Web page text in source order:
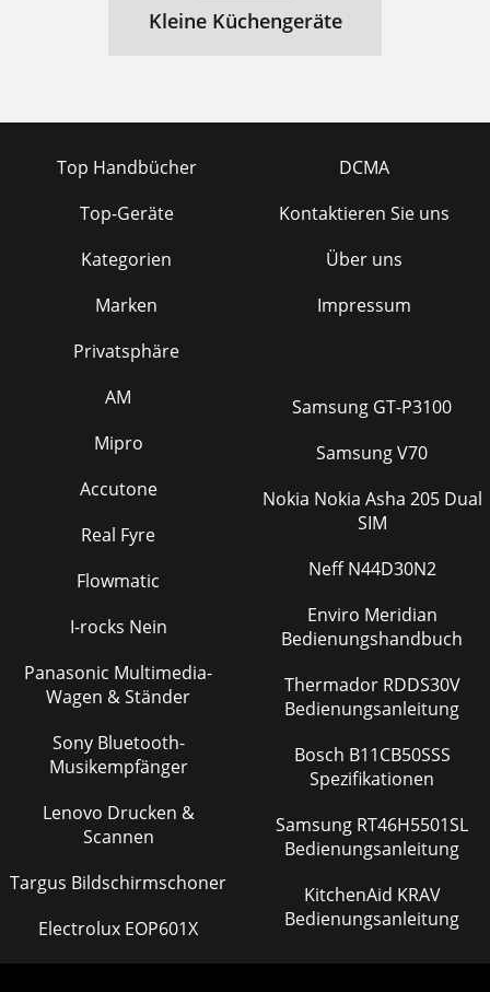
Kleine Küchengeräte
Top Handbücher
Top-Geräte
Kategorien
Marken
Privatsphäre
DCMA
Kontaktieren Sie uns
Über uns
Impressum
AM
Mipro
Accutone
Real Fyre
Flowmatic
I-rocks Nein
Panasonic Multimedia-
Wagen & Ständer
Sony Bluetooth-
Musikempfänger
Lenovo Drucken &
Scannen
Targus Bildschirmschoner
Electrolux EOP601X
Samsung GT-P3100
Samsung V70
Nokia Nokia Asha 205 Dual
SIM
Neff N44D30N2
Enviro Meridian
Bedienungshandbuch
Thermador RDDS30V
Bedienungsanleitung
Bosch B11CB50SSS
Spezifikationen
Samsung RT46H5501SL
Bedienungsanleitung
KitchenAid KRAV
Bedienungsanleitung